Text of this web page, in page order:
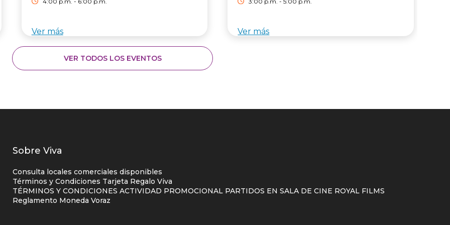
Ver más Ver más
VER TODOS LOS EVENTOS
Listados
enlaces
centro
comercial
Sobre Viva
Consulta locales comerciales disponibles
Términos y Condiciones Tarjeta Regalo Viva
TÉRMINOS Y CONDICIONES ACTIVIDAD PROMOCIONAL PARTIDOS EN SALA DE CINE ROYAL FILMS
Reglamento Moneda Voraz